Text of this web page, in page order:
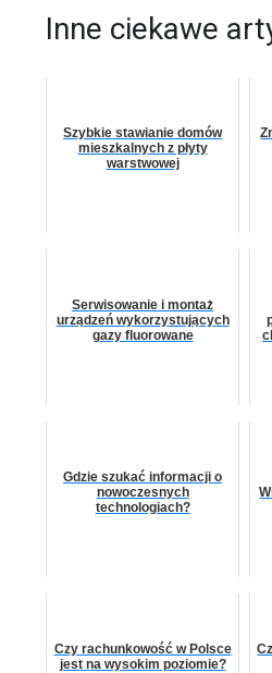
Inne ciekawe
Szybkie stawianie domów
mieszkalnych z płyty
warstwowej
Serwisowanie i montaż
urządzeń wykorzystujących
gazy fluorowane
Gdzie szukać informacji o
nowoczesnych
technologiach?
Czy rachunkowość w Polsce
jest na wysokim poziomie?